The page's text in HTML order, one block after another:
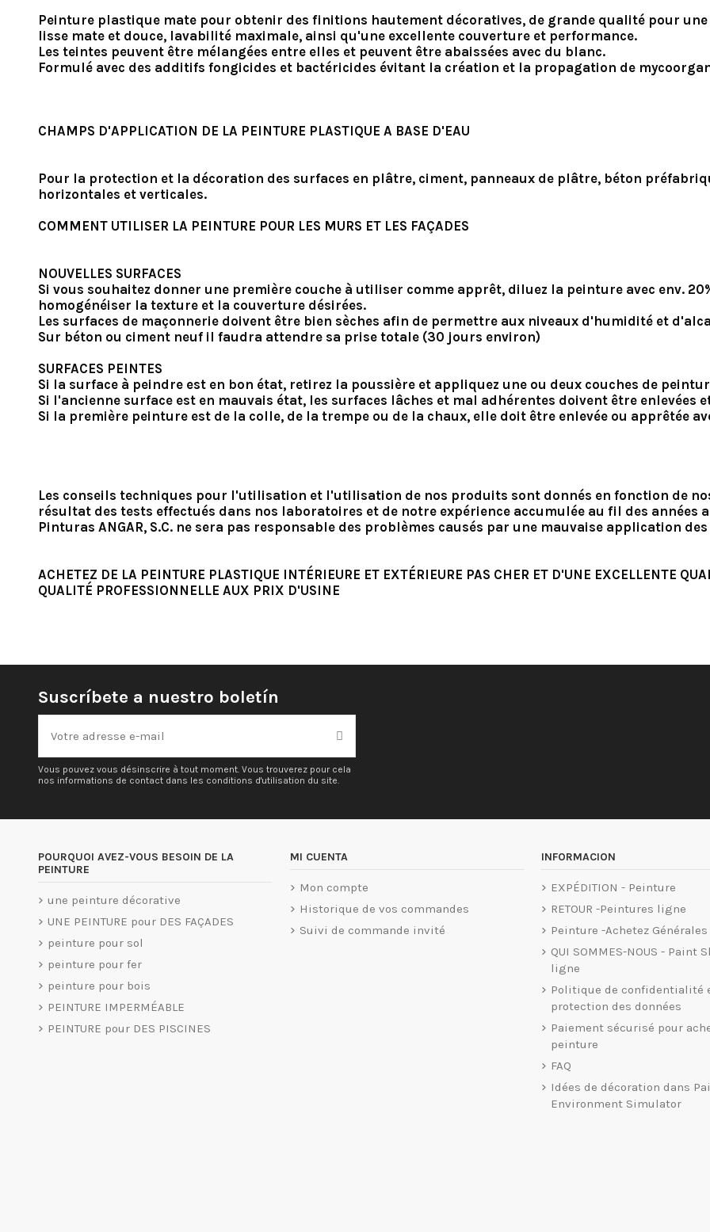
Peinture plastique mate pour obtenir des finitions hautement décoratives, de grande qualité pour
lisse mate et douce, lavabilité maximale, ainsi qu'une excellente couverture et performance.
Les teintes peuvent être mélangées entre elles et peuvent être abaissées avec du blanc.
Formulé avec des additifs fongicides et bactéricides évitant la création et la propagation de
CHAMPS D'APPLICATION DE LA PEINTURE PLASTIQUE A BASE D'EAU
Pour la protection et la décoration des surfaces en plâtre, ciment, panneaux de plâtre, béton
horizontales et verticales.
COMMENT UTILISER LA PEINTURE POUR LES MURS ET LES FAÇADES
NOUVELLES SURFACES
Si vous souhaitez donner une première couche à utiliser comme apprêt, diluez la peinture avec env.
homogénéiser la texture et la couverture désirées.
Les surfaces de maçonnerie doivent être bien sèches afin de permettre aux niveaux d'humidité et
Sur béton ou ciment neuf il faudra attendre sa prise totale (30 jours environ)
SURFACES PEINTES
Si la surface à peindre est en bon état, retirez la poussière et appliquez une ou deux couches de
Si l'ancienne surface est en mauvais état, les surfaces lâches et mal adhérentes doivent être enlevées
Si la première peinture est de la colle, de la trempe ou de la chaux, elle doit être enlevée ou apprêtée
Les conseils techniques pour l'utilisation et l'utilisation de nos produits sont donnés en fonction de
résultat des tests effectués dans nos laboratoires et de notre expérience accumulée au fil des années
Pinturas ANGAR, S.C. ne sera pas responsable des problèmes causés par une mauvaise application
ACHETEZ DE LA PEINTURE PLASTIQUE INTÉRIEURE ET EXTÉRIEURE PAS CHER ET D'UNE EXCELLENTE
QUALITÉ PROFESSIONNELLE AUX PRIX D'USINE
Suscríbete a nuestro boletín
Vous pouvez vous désinscrire à tout moment. Vous trouverez pour cela
nos informations de contact dans les conditions d'utilisation du site.
POURQUOI AVEZ-VOUS BESOIN DE LA
PEINTURE
une peinture décorative
UNE PEINTURE pour DES FAÇADES
peinture pour sol
peinture pour fer
peinture pour bois
PEINTURE IMPERMÉABLE
PEINTURE pour DES PISCINES
MI CUENTA
Mon compte
Historique de vos commandes
Suivi de commande invité
INFORMACION
EXPÉDITION - Peinture
RETOUR -Peintures ligne
Peinture -Achetez
QUI SOMMES-NOUS - Paint
ligne
Politique de confidentialité
protection des données
Paiement sécurisé pour
peinture
FAQ
Idées de décoration dans
Environment Simulator